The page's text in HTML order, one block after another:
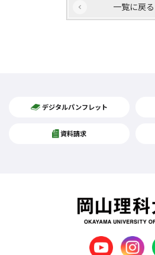
一覧に戻る
デジタルパンフレット
資料請求